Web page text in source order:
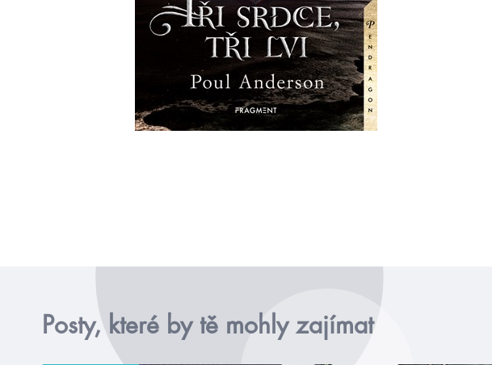
Posty, které by tě mohly zajímat